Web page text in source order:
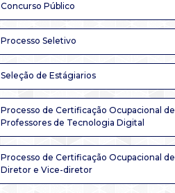
Concurso Público
Processo Seletivo
Seleção de Estágiarios
Processo de Certificação Ocupacional de
Professores de Tecnologia Digital
Processo de Certificação Ocupacional de
Diretor e Vice-diretor